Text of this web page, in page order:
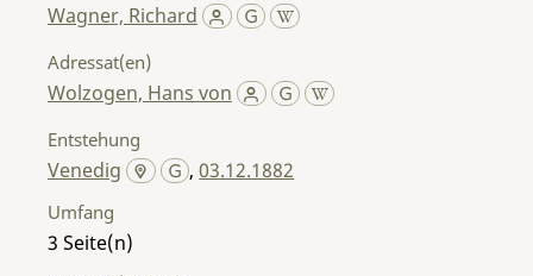
Wagner, Richard
Adressat(en)
Wolzogen, Hans von
Entstehung
Venedig ,03.12.1882
Umfang
3